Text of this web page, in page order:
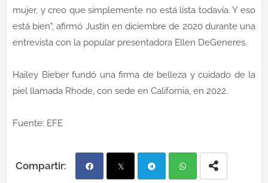
mujer, y creo que simplemente no está lista todavía. Y eso
está bien", afirmó Justin en diciembre de 2020 durante una
entrevista con la popular presentadora Ellen DeGeneres.
Hailey Bieber fundó una firma de belleza y cuidado de la
piel llamada Rhode, con sede en California, en 2022.
Fuente: EFE